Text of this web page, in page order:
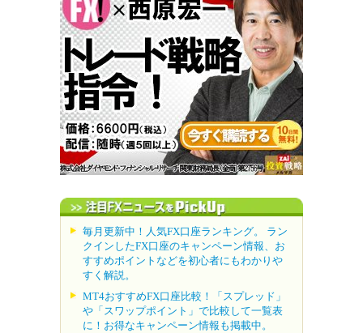
毎月更新中！人気FX口座ランキング。 ラン
クインしたFX口座のキャンペーン情報、お
すすめポイントなどを初心者にもわかりや
すく解説。
MT4おすすめFX口座比較！「スプレッド」
や「スワップポイント」で比較して一覧表
に！お得なキャンペーン情報も掲載中。